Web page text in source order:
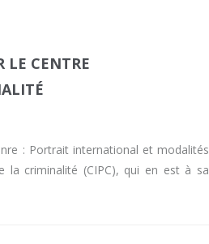
LE CENTRE
: Portrait international et modalités
la criminalité (CIPC), qui en est à sa